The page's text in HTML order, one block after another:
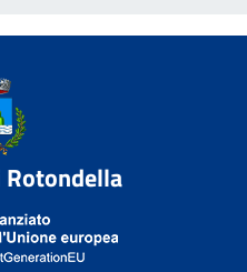
Rotondella